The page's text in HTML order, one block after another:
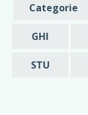
Categorie
GHI
STU